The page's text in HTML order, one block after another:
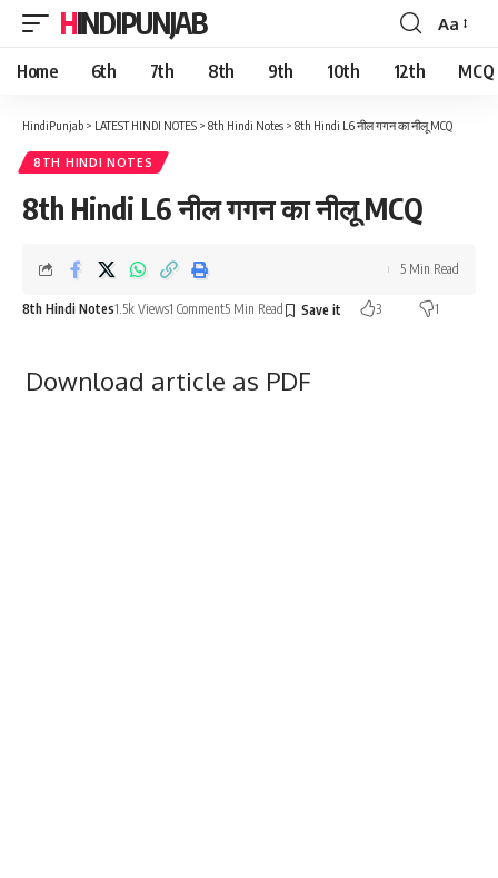
HINDIPUNJAB
Font
Resizer
Aa
Home 6th 7th 8th 9th 10th 12th MCQ
HindiPunjab > LATEST HINDI NOTES > 8th Hindi Notes > 8th Hindi L6 नील गगन का नीलू MCQ
8TH HINDI NOTES
8th Hindi L6 नील गगन का नीलू MCQ
8th Hindi Notes1.5k Views1 Comment5 Min Read 3 1
5 Min Read
Download article as PDF